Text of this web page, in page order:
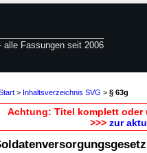
alle Fassungen seit 2006
> Inhaltsverzeichnis SVG > § 63g
Achtung: Titel komplett oder
>>> zur